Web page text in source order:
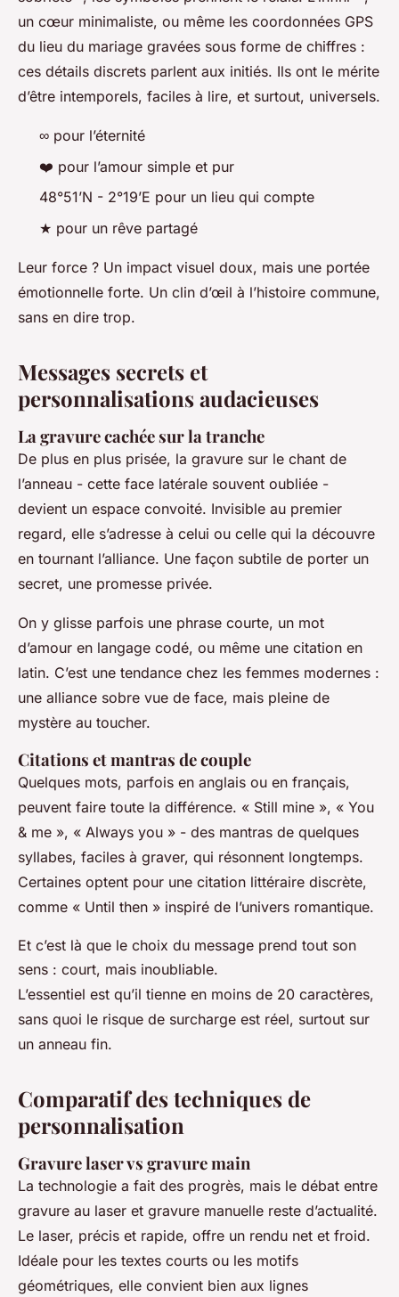
un cœur minimaliste, ou même les coordonnées GPS
du lieu du mariage gravées sous forme de chiffres :
ces détails discrets parlent aux initiés. Ils ont le mérite
d’être intemporels, faciles à lire, et surtout, universels.
∞ pour l’éternité
❤️ pour l’amour simple et pur
48°51’N - 2°19’E pour un lieu qui compte
★ pour un rêve partagé
Leur force ? Un impact visuel doux, mais une portée
émotionnelle forte. Un clin d’œil à l’histoire commune,
sans en dire trop.
Messages secrets et
personnalisations audacieuses
La gravure cachée sur la tranche
De plus en plus prisée, la gravure sur le chant de
l’anneau - cette face latérale souvent oubliée -
devient un espace convoité. Invisible au premier
regard, elle s’adresse à celui ou celle qui la découvre
en tournant l’alliance. Une façon subtile de porter un
secret, une promesse privée.
On y glisse parfois une phrase courte, un mot
d’amour en langage codé, ou même une citation en
latin. C’est une tendance chez les femmes modernes :
une alliance sobre vue de face, mais pleine de
mystère au toucher.
Citations et mantras de couple
Quelques mots, parfois en anglais ou en français,
peuvent faire toute la différence. « Still mine », « You
& me », « Always you » - des mantras de quelques
syllabes, faciles à graver, qui résonnent longtemps.
Certaines optent pour une citation littéraire discrète,
comme « Until then » inspiré de l’univers romantique.
Et c’est là que le choix du message prend tout son
sens : court, mais inoubliable.
L’essentiel est qu’il tienne en moins de 20 caractères,
sans quoi le risque de surcharge est réel, surtout sur
un anneau fin.
Comparatif des techniques de
personnalisation
Gravure laser vs gravure main
La technologie a fait des progrès, mais le débat entre
gravure au laser et gravure manuelle reste d’actualité.
Le laser, précis et rapide, offre un rendu net et froid.
Idéale pour les textes courts ou les motifs
géométriques, elle convient bien aux lignes